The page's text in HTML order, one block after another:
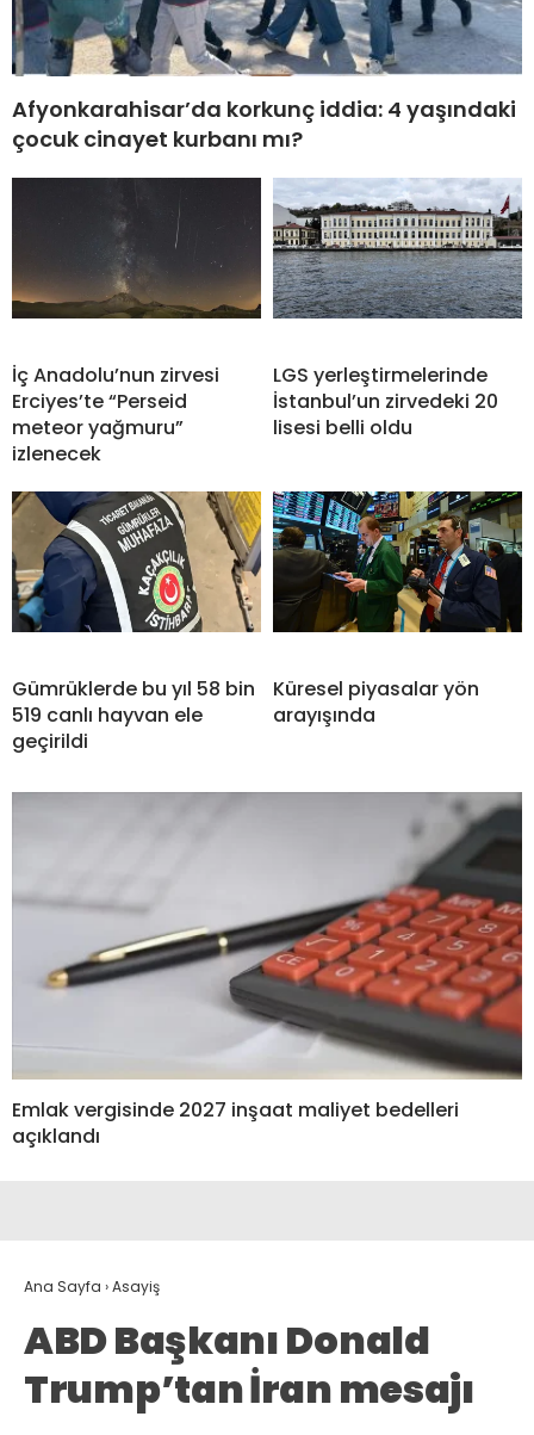
Afyonkarahisar’da korkunç iddia: 4 yaşındaki
çocuk cinayet kurbanı mı?
İç Anadolu’nun zirvesi
Erciyes’te “Perseid
meteor yağmuru”
izlenecek
LGS yerleştirmelerinde
İstanbul’un zirvedeki 20
lisesi belli oldu
Gümrüklerde bu yıl 58 bin
519 canlı hayvan ele
geçirildi
Küresel piyasalar yön
arayışında
Emlak vergisinde 2027 inşaat maliyet bedelleri
açıklandı
Ana Sayfa ›Asayiş
ABD Başkanı Donald
Trump’tan İran mesajı